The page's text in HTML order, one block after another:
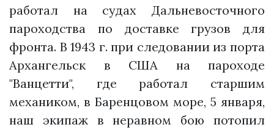
работал на судах Дальневосточного
пароходства по доставке грузов для
фронта. В 1943 г. при следовании из порта
Архангельск в США на пароходе
"Ванцетти", где работал старшим
механиком, в Баренцовом море, 5 января,
наш экипаж в неравном бою потопил